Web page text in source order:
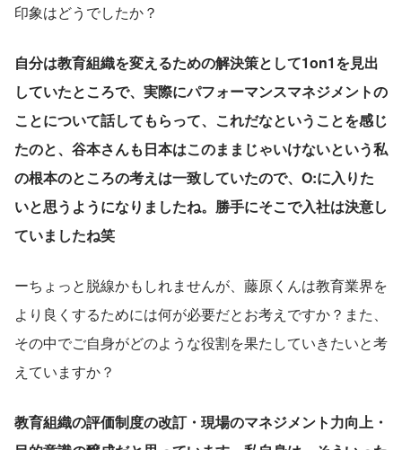
印象はどうでしたか？
自分は教育組織を変えるための解決策として1on1を見出
していたところで、実際にパフォーマンスマネジメントの
ことについて話してもらって、これだなということを感じ
たのと、谷本さんも日本はこのままじゃいけないという私
の根本のところの考えは一致していたので、O:に入りた
いと思うようになりましたね。勝手にそこで入社は決意し
ていましたね笑
ーちょっと脱線かもしれませんが、藤原くんは教育業界を
より良くするためには何が必要だとお考えですか？また、
その中でご自身がどのような役割を果たしていきたいと考
えていますか？
教育組織の評価制度の改訂・現場のマネジメント力向上・